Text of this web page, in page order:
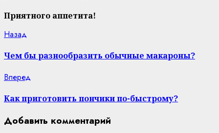
Приятного аппетита!
Continue
Reading
Назад
Чем бы разнообразить обычные макароны?
Вперед
Как приготовить пончики по-быстрому?
Добавить комментарий